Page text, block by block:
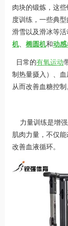
肉块的锻炼，这
度训练，一些典
滑雪以及滑冰等活
机、 椭圆机和动感
日常的有氧运动
制热量摄入）、
从而改善血糖控制
力量训练是增强
肌肉力量，不仅
改善血液循环。